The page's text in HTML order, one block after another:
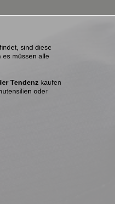
sind diese
es müssen alle
Tendenz kaufen
oder